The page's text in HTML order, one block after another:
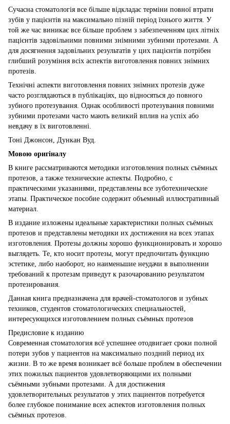
Сучасна стоматологія все більше відкладає терміни повної втрати
зубів у пацієнтів на максимально пізній період їхнього життя. У
той же час виникає все більше проблем з забезпеченням цих літніх
пацієнтів задовільними повними знімними зубними протезами. А
для досягнення задовільних результатів у цих пацієнтів потрібен
глибший розуміння всіх аспектів виготовлення повних знімних
протезів.
Технічні аспекти виготовлення повних знімних протезів дуже
часто розглядаються в публікаціях, що відносяться до повного
зубного протезування. Однак особливості протезування повними
зубними протезами часто мають великий вплив на успіх або
невдачу в їх виготовленні.
Тоні Джонсон, Дункан Вуд.
Мовою оригіналу
В книге рассматриваются методики изготовления полных съёмных
протезов, а также технические аспекты. Подробно, с
практическими указаниями, представлены все зуботехнические
этапы. Практическое пособие содержит объемный иллюстративный
материал.
В издание изложены идеальные характеристики полных съёмных
протезов и представлены методики их достижения на всех этапах
изготовления. Протезы должны хорошо функционировать и хорошо
выглядеть. Те, кто носит протезы, могут предпочитать функцию
эстетике, либо наоборот, но наименьшие неудачи в выполнении
требований к протезам приведут к разочарованию результатом
протезирования.
Данная книга предназначена для врачей-стоматологов и зубных
техников, студентов стоматологических специальностей,
интересующихся изготовлением полных съёмных протезов
Предисловие к изданию
Современная стоматология всё успешнее отодвигает сроки полной
потери зубов у пациентов на максимально поздний период их
жизни. В то же время возникает всё больше проблем в обеспечении
этих пожилых пациентов удовлетворяющими их полными
съёмными зубными протезами. А для достижения
удовлетворительных результатов у этих пациентов потребуется
более глубокое понимание всех аспектов изготовления полных
съёмных протезов.